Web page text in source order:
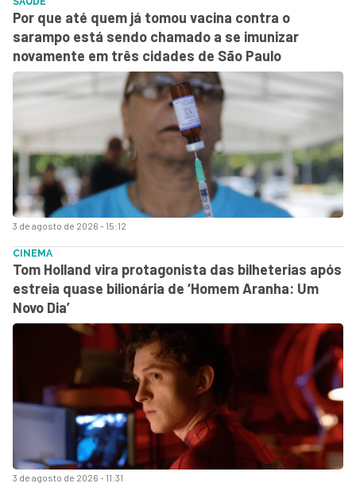
3 de agosto de 2026 - 15:12
Por que até quem já tomou vacina contra o
sarampo está sendo chamado a se imunizar
novamente em três cidades de São Paulo
3 de agosto de 2026 - 11:31
CINEMA
Tom Holland vira protagonista das bilheterias após
estreia quase bilionária de ‘Homem Aranha: Um
Novo Dia’